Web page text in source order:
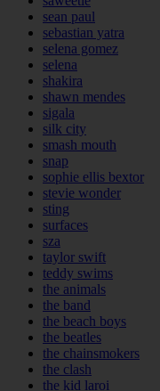
sean paul
sebastian yatra
selena gomez
selena
shakira
shawn mendes
sigala
silk city
smash mouth
snap
sophie ellis bextor
stevie wonder
sting
surfaces
sza
taylor swift
teddy swims
the animals
the band
the beach boys
the beatles
the chainsmokers
the clash
the kid laroi